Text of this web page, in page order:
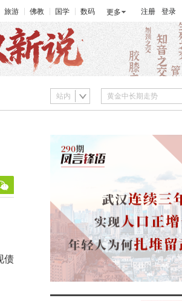
旅游 佛教 国学 数码 更多 注册 登录
站内
债